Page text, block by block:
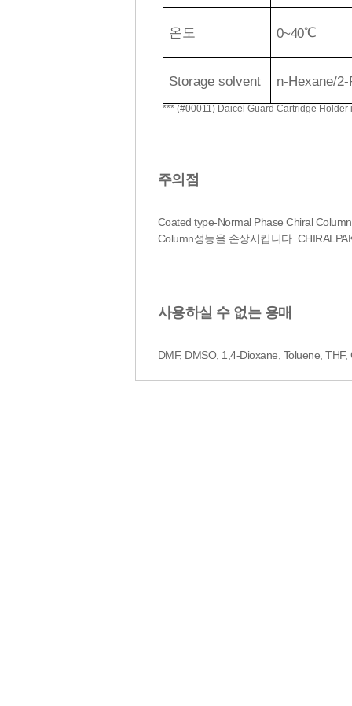
온도 0~40℃
Storage solvent n-Hexane/
*** (#00011) Daicel Guard Cartridge
주의점
Coated type-Normal Phase Chiral
Column성능을 손상시킵니다.
사용하실 수 없는 용매
DMF, DMSO, 1,4-Dioxane, Toluene,